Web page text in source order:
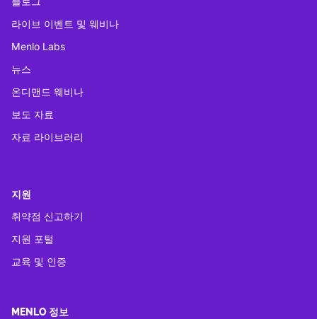
라이브 이벤트 및 웨비나
Menlo Labs
뉴스
온디맨드 웨비나
보도 자료
자료 라이브러리
지원
취약점 신고하기
지원 포털
교육 및 인증
MENLO 정보